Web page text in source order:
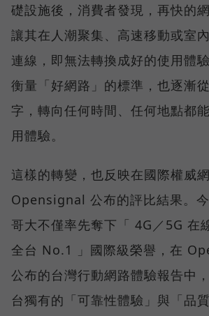
礎設施後，消費者發現，再快的
讓其在人潮聚集、高速移動或室
連線，即無法轉換成好的使用體
衡量「好網路」的標準，也逐漸
字，轉向任何時間、任何地點都
用體驗。
這樣的轉變，也反映在國際權威
Opensignal 公布的評比結果。
哥大不僅率先奪下「 4G／5G 在
全台 No.1 」國際級榮譽，在
公布的台灣行動網路體驗報告中
台獨有的「可靠性體驗」與「品